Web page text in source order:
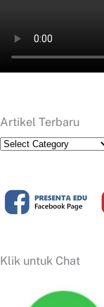
Artikel Terbaru
Artikel
Terbaru
Klik untuk Chat